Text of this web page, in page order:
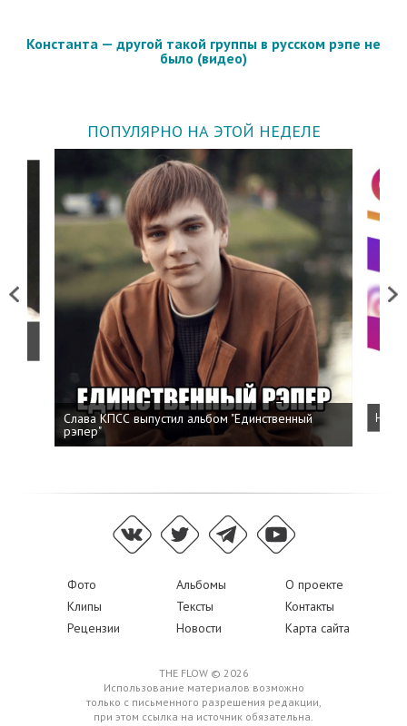
Константа — другой такой группы в русском рэпе не
было (видео)
ПОПУЛЯРНО НА ЭТОЙ НЕДЕЛЕ
Previous
Слава КПСС выпустил альбом "Единственный
рэпер"
Next
Фото Альбомы
О проекте
Клипы
Тексты
Контакты
Рецензии
Новости Карта сайта
THE FLOW © 2026
Использование материалов возможно
только с письменного разрешения редакции,
при этом ссылка на источник обязательна.